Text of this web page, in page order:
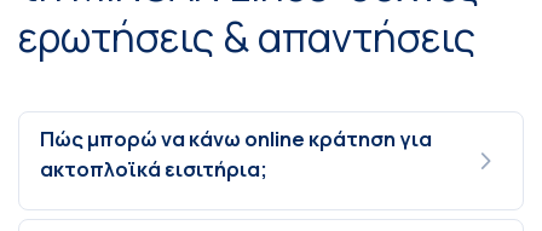
ερωτήσεις & απαντήσεις
Πώς μπορώ να κάνω online κράτηση για
ακτοπλοϊκά εισιτήρια;